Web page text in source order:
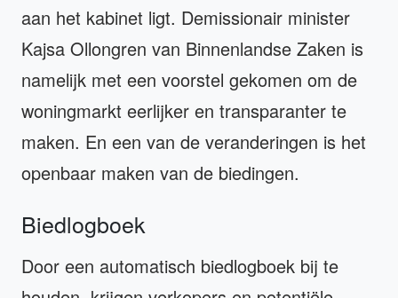
aan het kabinet ligt. Demissionair minister
Kajsa Ollongren van Binnenlandse Zaken is
namelijk met een voorstel gekomen om de
woningmarkt eerlijker en transparanter te
maken. En een van de veranderingen is het
openbaar maken van de biedingen.
Biedlogboek
Door een automatisch biedlogboek bij te